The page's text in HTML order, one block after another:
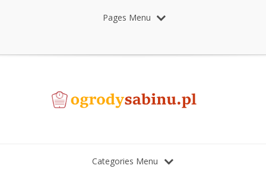
Pages Menu
Categories Menu